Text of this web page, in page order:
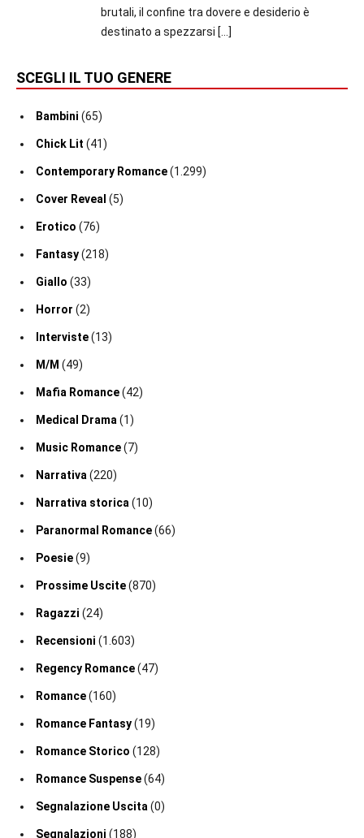
brutali, il confine tra dovere e desiderio è
destinato a spezzarsi […]
SCEGLI IL TUO GENERE
Bambini (65)
Chick Lit (41)
Contemporary Romance(1.299)
Cover Reveal (5)
Erotico (76)
Fantasy(218)
Giallo (33)
Horror (2)
Interviste(13)
M/M (49)
Mafia Romance(42)
Medical Drama (1)
Music Romance(7)
Narrativa (220)
Narrativa storica (10)
Paranormal Romance(66)
Poesie(9)
Prossime Uscite(870)
Ragazzi (24)
Recensioni (1.603)
Regency Romance(47)
Romance(160)
Romance Fantasy(19)
Romance Storico (128)
Romance Suspense(64)
Segnalazione Uscita (0)
Segnalazioni (188)